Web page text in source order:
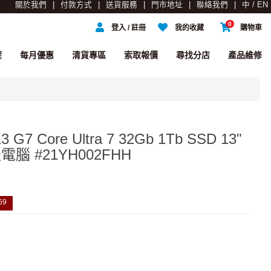
關於我們 付款方式 送貨服務 門市地址 聯絡我們 中 / EN
0 購物車
我的收藏
登入 / 註冊
產品維修
尋找分店
索取報價
清貨專區
每月優惠
G7 Core Ultra 7 32Gb 1Tb SSD 13"
腦 #21YH002FHH